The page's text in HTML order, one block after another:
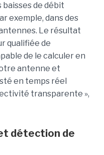
de débit
exemple, dans des
Le résultat
qualifiée de
de le calculer en
antenne et
en temps réel
transparente »,
détection de